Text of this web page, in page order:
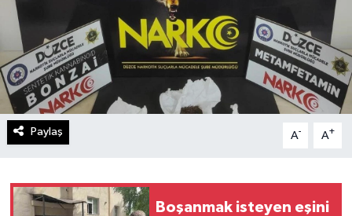
Paylaş A- A+
Boşanmak isteyen eşini